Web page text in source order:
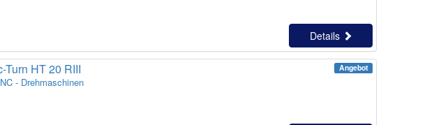
Details
Angebot
Turn HT 20 RIII
- Drehmaschinen